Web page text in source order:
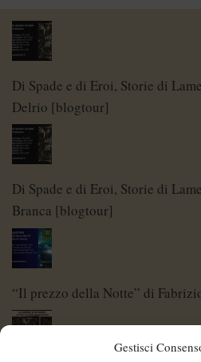
Gestisci
Di Spade e di Eroi, Storie di
Delrio [blogtour]
Di Spade e di Eroi, Storie di
Branca [blogtour]
“Il prezzo della Notte” di